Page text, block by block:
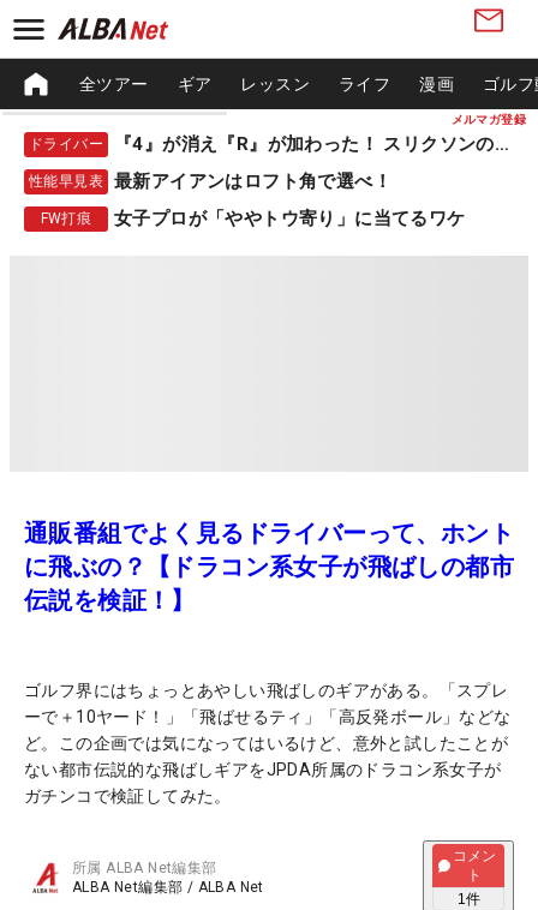
メルマガ登録
全ツアー ギア レッスン ライフ 漫画 ゴル
ドライバー 『4』が消え『R』が加わった！ スリクソンの新作
性能早見表 最新アイアンはロフト角で選べ！
FW打痕 女子プロが「ややトウ寄り」に当てるワケ
通販番組でよく見るドライバーって、ホント
に飛ぶの？【ドラコン系女子が飛ばしの都市
伝説を検証！】
ゴルフ界にはちょっとあやしい飛ばしのギアがある。「スプレ
ーで＋10ヤード！」「飛ばせるティ」「高反発ボール」などな
ど。この企画では気になってはいるけど、意外と試したことが
ない都市伝説的な飛ばしギアをJPDA所属のドラコン系女子が
ガチンコで検証してみた。
所属ALBA Net編集部
ALBA Net編集部 / ALBA Net
コメン
ト
1件